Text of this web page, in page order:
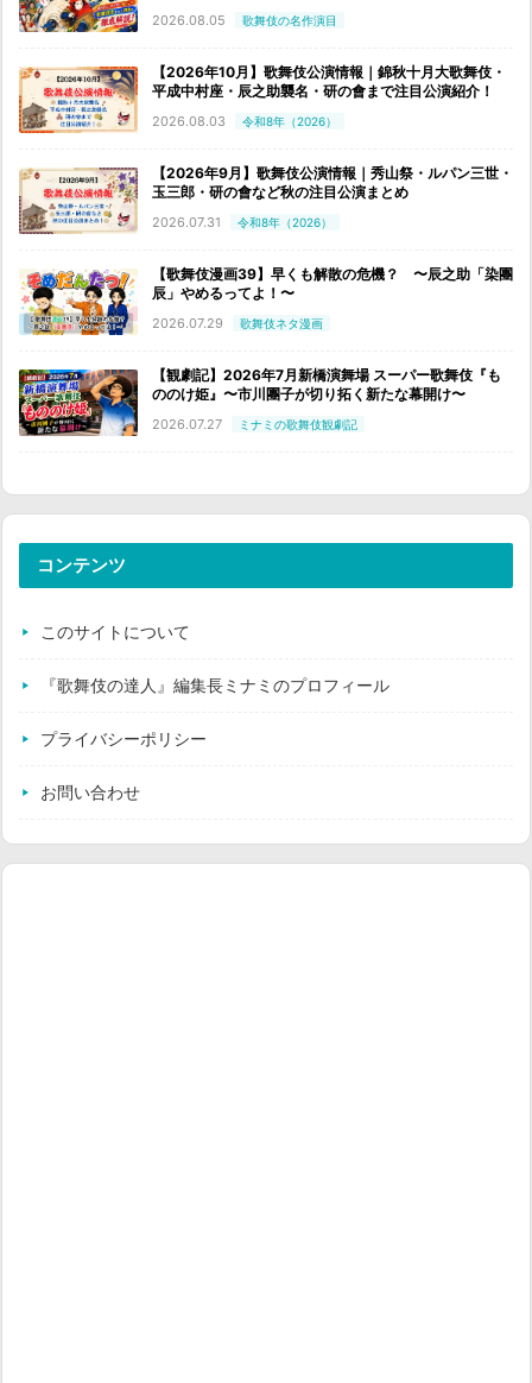
2026.08.05 歌舞伎の名作演目
【2026年10月】歌舞伎公演情報｜錦秋十月大歌舞伎・
平成中村座・辰之助襲名・研の會まで注目公演紹介！
2026.08.03 令和8年（2026）
【2026年9月】歌舞伎公演情報｜秀山祭・ルパン三世・
玉三郎・研の會など秋の注目公演まとめ
2026.07.31 令和8年（2026）
【歌舞伎漫画39】早くも解散の危機？ 〜辰之助「染團
辰」やめるってよ！〜
2026.07.29 歌舞伎ネタ漫画
【観劇記】2026年7月新橋演舞場 スーパー歌舞伎『も
ののけ姫』〜市川團子が切り拓く新たな幕開け〜
2026.07.27 ミナミの歌舞伎観劇記
コンテンツ
このサイトについて
『歌舞伎の達人』編集長ミナミのプロフィール
プライバシーポリシー
お問い合わせ